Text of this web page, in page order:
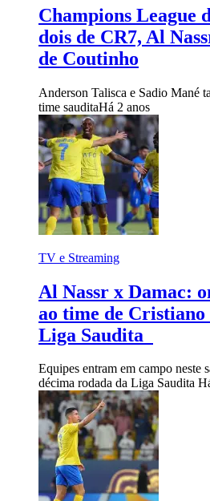
Champions League
dois de CR7, Al
de Coutinho
Anderson Talisca e Sadio Mané
time sauditaHá 2 anos
TV e Streaming
Al Nassr x Damac:
ao time de Cristiano
Liga Saudita
Equipes entram em campo neste
décima rodada da Liga Saudita